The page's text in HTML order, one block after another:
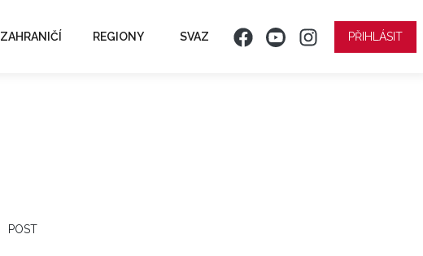
ZAHRANIČÍ REGIONY SVAZ PŘIHLÁSIT
POST